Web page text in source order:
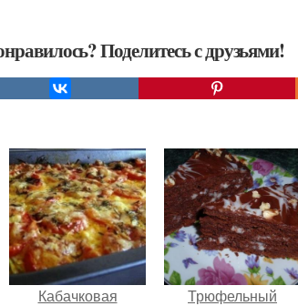
Поделитесь с друзьями!
Кабачковая Трюфельный